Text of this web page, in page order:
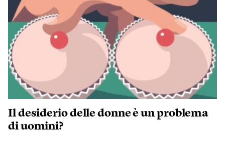
Il desiderio delle donne è un problema
di uomini?